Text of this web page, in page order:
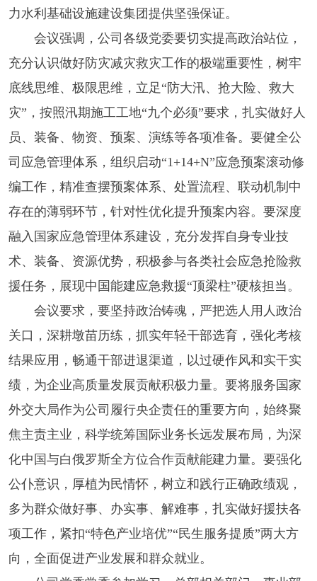
力水利基础设施建设集团提供坚强保证。
会议强调，公司各级党委要切实提高政治站位，
充分认识做好防灾减灾救灾工作的极端重要性，树牢
底线思维、极限思维，立足“防大汛、抢大险、救大
灾”，按照汛期施工工地“九个必须”要求，扎实做好人
员、装备、物资、预案、演练等各项准备。要健全公
司应急管理体系，组织启动“1+14+N”应急预案滚动修
编工作，精准查摆预案体系、处置流程、联动机制中
存在的薄弱环节，针对性优化提升预案内容。要深度
融入国家应急管理体系建设，充分发挥自身专业技
术、装备、资源优势，积极参与各类社会应急抢险救
援任务，展现中国能建应急救援“顶梁柱”硬核担当。
会议要求，要坚持政治铸魂，严把选人用人政治
关口，深耕墩苗历练，抓实年轻干部选育，强化考核
结果应用，畅通干部进退渠道，以过硬作风和实干实
绩，为企业高质量发展贡献积极力量。要将服务国家
外交大局作为公司履行央企责任的重要方向，始终聚
焦主责主业，科学统筹国际业务长远发展布局，为深
化中国与白俄罗斯全方位合作贡献能建力量。要强化
公仆意识，厚植为民情怀，树立和践行正确政绩观，
多为群众做好事、办实事、解难事，扎实做好援扶各
项工作，紧扣“特色产业培优”“民生服务提质”两大方
向，全面促进产业发展和群众就业。